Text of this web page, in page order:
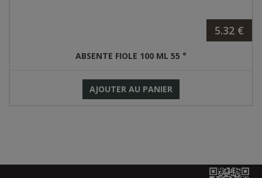
5.32 €
ABSENTE FIOLE 100 ML 55 °
AJOUTER AU PANIER